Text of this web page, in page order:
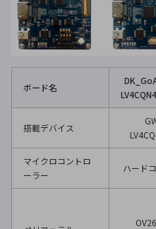
ボード名
搭載デバイス
マイクロコントロ
ーラー
ハード